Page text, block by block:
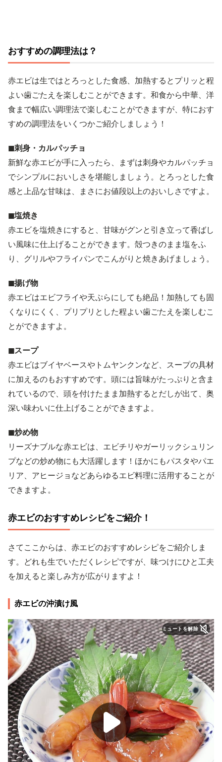
おすすめの調理法は？
赤エビは生ではとろっとした食感、加熱するとプリッと程
よい歯ごたえを楽しむことができます。和食から中華、洋
食まで幅広い調理法で楽しむことができますが、特におす
すめの調理法をいくつかご紹介しましょう！
◼︎刺身・カルパッチョ
新鮮な赤エビが手に入ったら、まずは刺身やカルパッチョ
でシンプルにおいしさを堪能しましょう。とろっとした食
感と上品な甘味は、まさにお値段以上のおいしさですよ。
◼︎塩焼き
赤エビを塩焼きにすると、甘味がグンと引き立って香ばし
い風味に仕上げることができます。殻つきのまま塩をふ
り、グリルやフライパンでこんがりと焼きあげましょう。
◼︎揚げ物
赤エビはエビフライや天ぷらにしても絶品！加熱しても固
くなりにくく、プリプリとした程よい歯ごたえを楽しむこ
とができますよ。
◼︎スープ
赤エビはブイヤベースやトムヤンクンなど、スープの具材
に加えるのもおすすめです。頭には旨味がたっぷりと含ま
れているので、頭を付けたまま加熱するとだしが出て、奥
深い味わいに仕上げることができますよ。
◼︎炒め物
リーズナブルな赤エビは、エビチリやガーリックシュリン
プなどの炒め物にも大活躍します！ほかにもパスタやパエ
リア、アヒージョなどあらゆるエビ料理に活用することが
できますよ。
赤エビのおすすめレシピをご紹介！
さてここからは、赤エビのおすすめレシピをご紹介しま
す。どれも生でいただくレシピですが、味つけにひと工夫
を加えると楽しみ方が広がりますよ！
赤エビの沖漬け風
ミュートを解除